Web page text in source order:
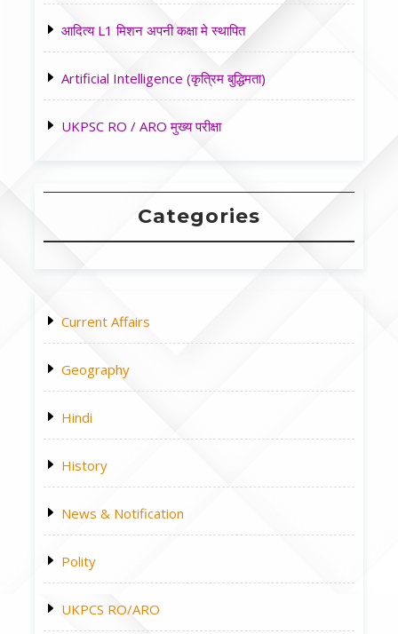
आदित्य L1 मिशन अपनी कक्षा मे स्थापित
Artificial Intelligence (कृत्रिम बुद्धिमता)
UKPSC RO / ARO मुख्य परीक्षा
Categories
Current Affairs
Geography
Hindi
History
News & Notification
Polity
UKPCS RO/ARO